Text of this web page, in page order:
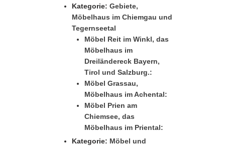
Kategorie:Gebiete,
Möbelhaus im Chiemgau und
Tegernseetal
Möbel Reit im Winkl, das
Möbelhaus im
Dreiländereck Bayern,
Tirol und Salzburg.:
Möbel Grassau,
Möbelhaus im Achental:
Möbel Prien am
Chiemsee, das
Möbelhaus im Priental:
Kategorie: Möbel und